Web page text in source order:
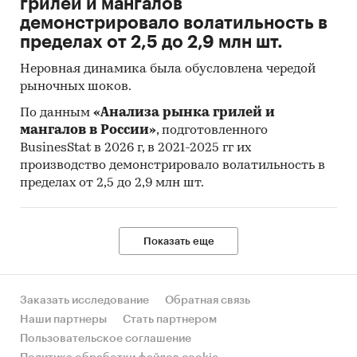
услуги и индексам потребительских цен,
представленных в Единой межведомственной
информационно-статистической
системе (ЕМИСС). Приведены потребительские
цены на изучаемые товары / услуги по тем
системе ЕМИСС по состоянию на 19.02.2024.
Согласно методологии Росстат средняя
потребительская цена (тариф) – это средняя
величина из уровней цен на товар (услугу)-
представитель, зарегистрированная в
различных организациях торговли и сферы
Индекс потребительских цен на товары и
услуги (ИПЦ) измеряет отношение стоимости
фиксированного перечня товаров и услуг в
ценах текущего периода к его стоимости в
ценах предыдущего (базисного) периода и
грилей и мангалов
демонстрировало волатильность в
пределах от 2,5 до 2,9 млн шт.
Неровная динамика была обусловлена чередой
рыночных шоков.
По данным «Анализа рынка грилей и
мангалов в России», подготовленного
BusinesStat в 2026 г, в 2021-2025 гг их
производство демонстрировало волатильность в
пределах от 2,5 до 2,9 млн шт.
Показать еще
Заказать исследование
Обратная связь
Наши партнеры
Стать партнером
Пользовательское соглашение